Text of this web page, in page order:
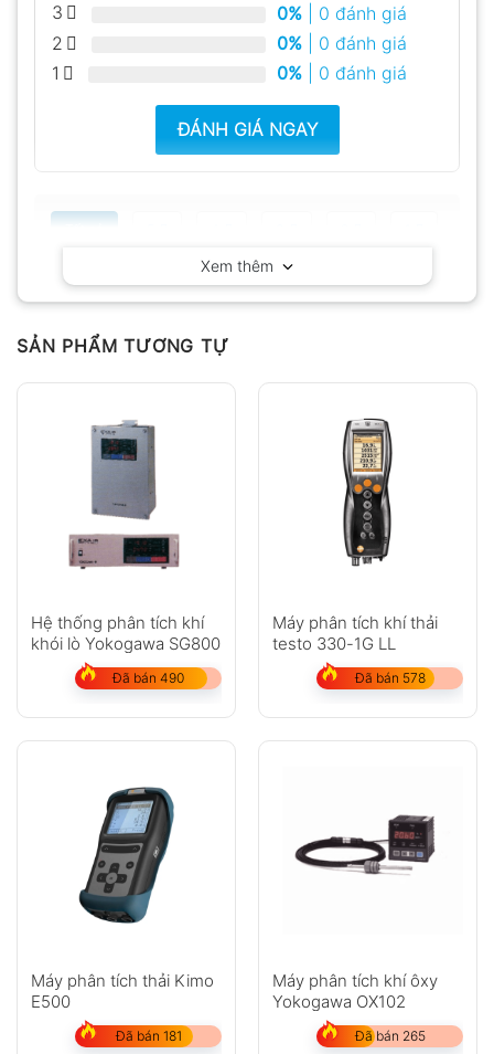
3
0% | 0 đánh giá
2
0% | 0 đánh giá
1
0% | 0 đánh giá
ĐÁNH GIÁ NGAY
Có ảnh
Chưa có đánh giá nào.
Hỏi đáp
Anh
Xem thêm
SẢN PHẨM TƯƠNG TỰ
Hệ thống phân tích khí
khói lò Yokogawa SG800
Đã bán 490
Máy phân tích khí thải
testo 330-1G LL
Đã bán 578
Máy phân tích thải Kimo
E500
Đã bán 181
Máy phân tích khí ôxy
Yokogawa OX102
Đã bán 265